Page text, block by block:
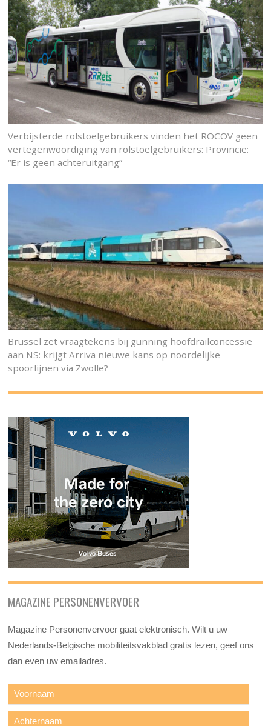
Verbijsterde rolstoelgebruikers vinden het ROCOV geen
vertegenwoordiging van rolstoelgebruikers: Provincie:
“Er is geen achteruitgang”
Brussel zet vraagtekens bij gunning hoofdrailconcessie
aan NS: krijgt Arriva nieuwe kans op noordelijke
spoorlijnen via Zwolle?
MAGAZINE PERSONENVERVOER
Magazine Personenvervoer gaat elektronisch. Wilt u uw
Nederlands-Belgische mobiliteitsvakblad gratis lezen, geef ons
dan even uw emailadres.